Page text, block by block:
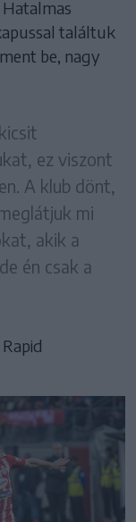
találtuk
be, nagy
ez viszont
A klub dönt,
mi
akik a
én csak a